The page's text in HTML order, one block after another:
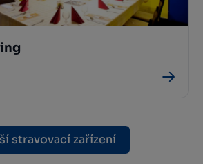
stravovací zařízení